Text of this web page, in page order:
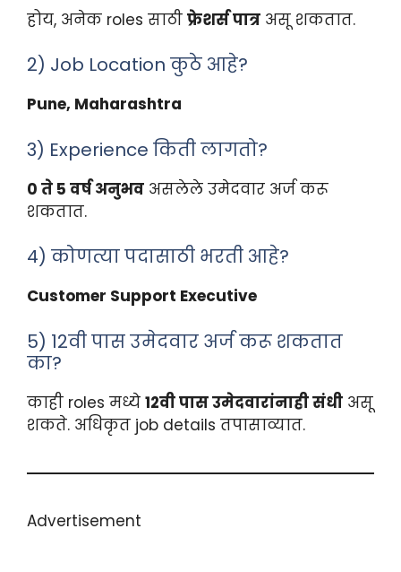
होय, अनेक roles साठी फ्रेशर्स पात्र असू शकतात.
2) Job Location कुठे आहे?
Pune, Maharashtra
3) Experience किती लागतो?
0 ते 5 वर्ष अनुभव असलेले उमेदवार अर्ज करू
शकतात.
4) कोणत्या पदासाठी भरती आहे?
Customer Support Executive
5) 12वी पास उमेदवार अर्ज करू शकतात
का?
काही roles मध्ये 12वी पास उमेदवारांनाही संधी असू
शकते. अधिकृत job details तपासाव्यात.
Advertisement